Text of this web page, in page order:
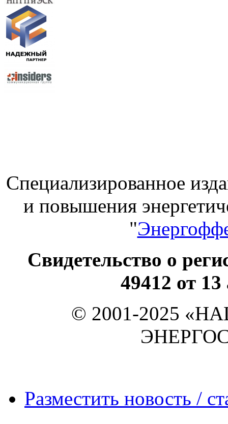
Специализированное
и повышения
"
Свидетельство о
49412 от
© 2001-2025
Разместить новость /